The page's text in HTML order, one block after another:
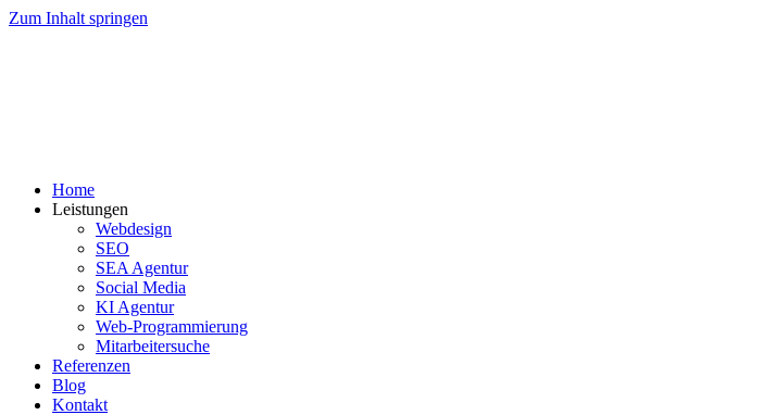
Zum Inhalt springen
Home
Leistungen
Webdesign
SEO
SEA Agentur
Social Media
KI Agentur
Web-Programmierung
Mitarbeitersuche
Referenzen
Blog
Kontakt